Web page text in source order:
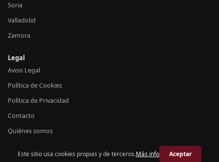
Soria
Valladolid
Zamora
Legal
Aviso Legal
Política de Cookies
Política de Privacidad
Contacto
Quiénes somos
© 2026 Crónica Castilla y León
Este sitio usa cookies propias y de terceros.Más info Aceptar